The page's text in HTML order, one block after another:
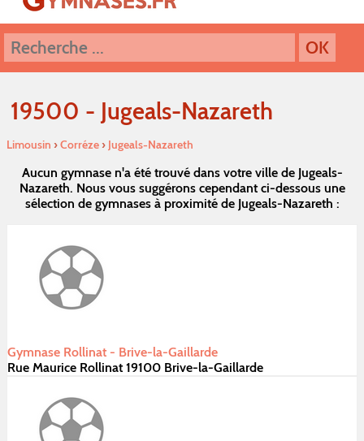
19500 - Jugeals-Nazareth
Limousin ›Corréze› Jugeals-Nazareth
Aucun gymnase n'a été trouvé dans votre ville de Jugeals-
Nazareth. Nous vous suggérons cependant ci-dessous une
sélection de gymnases à proximité de Jugeals-Nazareth :
Gymnase Rollinat - Brive-la-Gaillarde
Rue Maurice Rollinat 19100 Brive-la-Gaillarde